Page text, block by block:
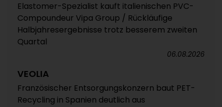
Elastomer-Spezialist kauft italienischen PVC-
Compoundeur Vipa Group / Rückläufige
Halbjahresergebnisse trotz besserem zweiten
Quartal
06.08.2026
VEOLIA
Französischer Entsorgungskonzern baut PET-
Recycling in Spanien deutlich aus